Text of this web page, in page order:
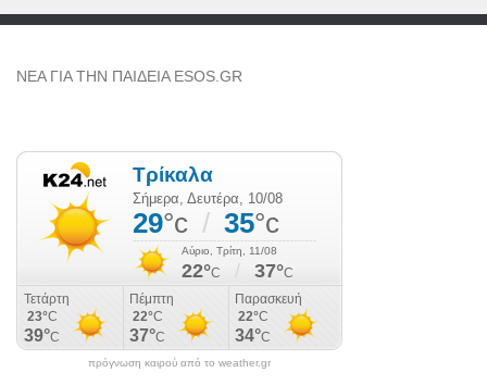
NEA ΓΙΑ ΤΗΝ ΠΑΙΔΕΙΑ ESOS.GR
πρόγνωση καιρού από το weather.gr